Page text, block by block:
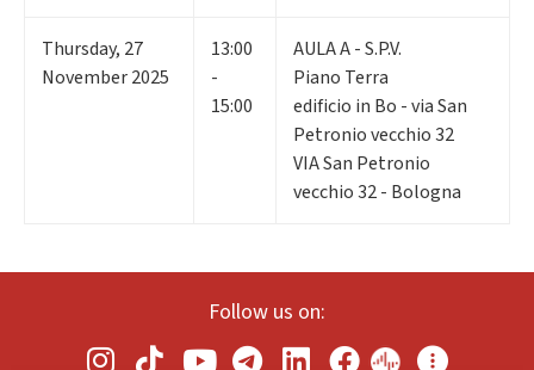
Thursday, 27
November 2025
13:00
-
15:00
AULA A - S.P.V.
Piano Terra
edificio in Bo - via San
Petronio vecchio 32
VIA San Petronio
vecchio 32 - Bologna
Follow us on: